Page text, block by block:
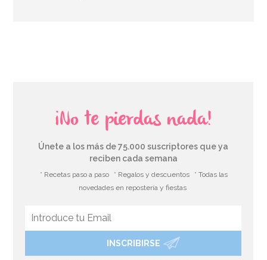
¡No te pierdas nada!
Únete a los más de 75.000 suscriptores que ya
reciben cada semana
* Recetas paso a paso * Regalos y descuentos
* Todas las
novedades en repostería y fiestas
INSCRIBIRSE